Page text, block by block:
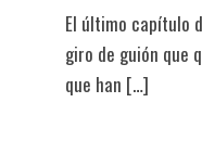
El último capítulo
giro de guión que
que han […]